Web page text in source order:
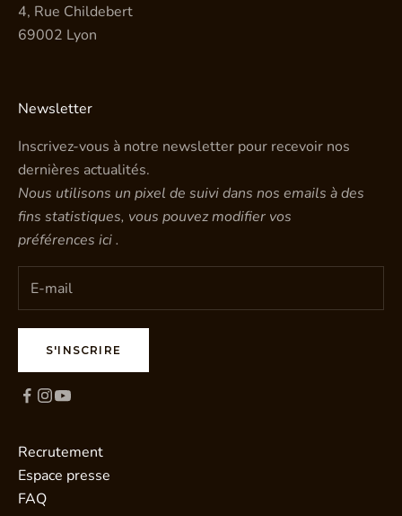
4, Rue Childebert
69002 Lyon
Newsletter
Inscrivez-vous à notre newsletter pour recevoir nos
dernières actualités.
Nous utilisons un pixel de suivi dans nos emails à des
fins statistiques, vous pouvez modifier vos
préférences ici.
S'INSCRIRE
Recrutement
Espace presse
FAQ